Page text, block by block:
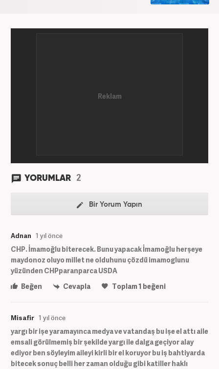
YORUMLAR 2
Bir Yorum Yapın
Adnan 1 yıl önce
CHP. İmamoğlu biterecek. Bunu yapacak İmamoğlu herşeye
maydonoz oluyo millet ne olduhunu çözdü imamoglunu
yüzünden CHPparanparca USDA
Beğen
Cevapla Toplam1 beğeni
Misafir 1 yıl önce
yargı bir işe yaramayınca medya ve vatandaş bu işe el attı aile
emsali görülmemiş bir şekilde yargı ile dalga geçiyor alay
ediyor ben söyleyim aileyi kirli bir el koruyor bu iş bahtiyarda
bitecek sonuç belli her zaman olduğu gibi katiller haklı